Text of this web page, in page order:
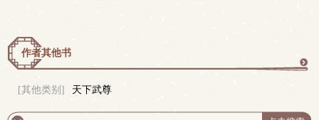
作者其他书
多
[其他类别] 天下武尊